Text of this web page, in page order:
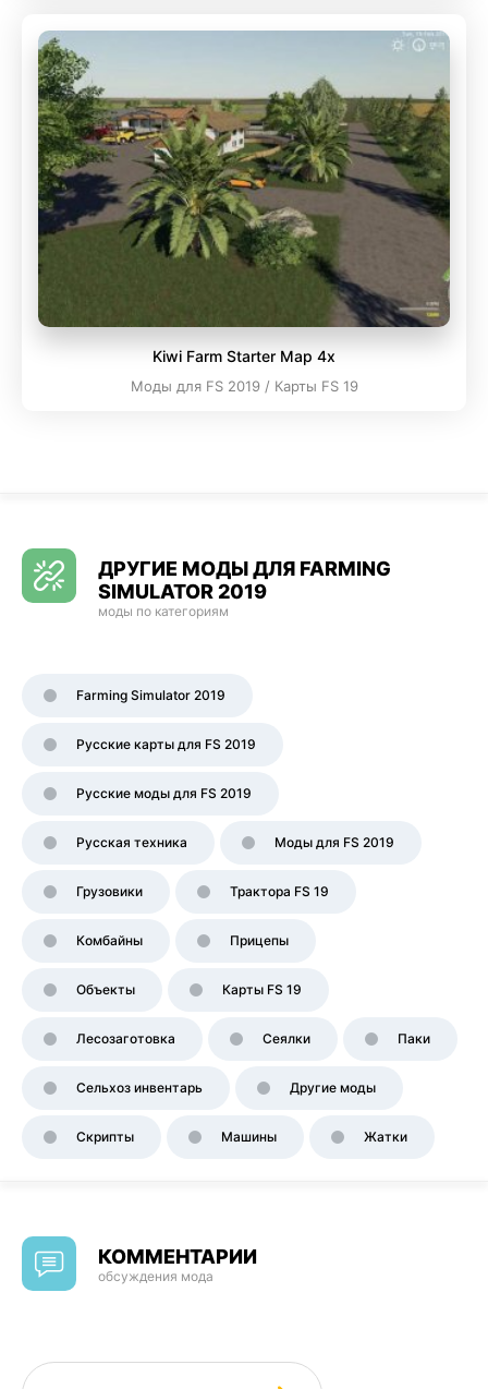
Kiwi Farm Starter Map 4x
Моды для FS 2019 / Карты FS 19
ДРУГИЕ МОДЫ ДЛЯ FARMING
SIMULATOR 2019
моды по категориям
Farming Simulator 2019
Русские карты для FS 2019
Русские моды для FS 2019
Русская техника Моды для FS 2019
Грузовики Трактора FS 19
Комбайны Прицепы
Объекты Карты FS 19
Лесозаготовка Сеялки Паки
Сельхоз инвентарь Другие моды
Скрипты Машины Жатки
КОММЕНТАРИИ
обсуждения мода